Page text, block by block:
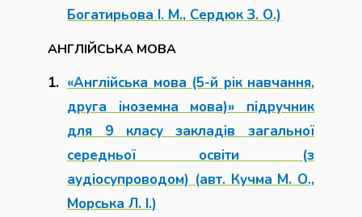
Богатирьова І. М., Сердюк З. О.)
АНГЛІЙСЬКА МОВА
«Англійська мова (5-й рік навчання,
друга іноземна мова)» підручник
для 9 класу закладів загальної
середньої освіти (з
аудіосупроводом) (авт. Кучма М. О.,
Морська Л. І.)